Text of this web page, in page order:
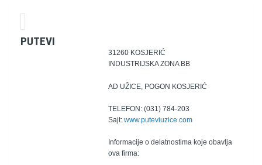
PUTEVI
31260 KOSJERIĆ
INDUSTRIJSKA ZONA BB
AD UŽICE, POGON KOSJERIĆ
TELEFON: (031) 784-203
Sajt: www.puteviuzice.com
Informacije o delatnostima koje obavlja
ova firma: